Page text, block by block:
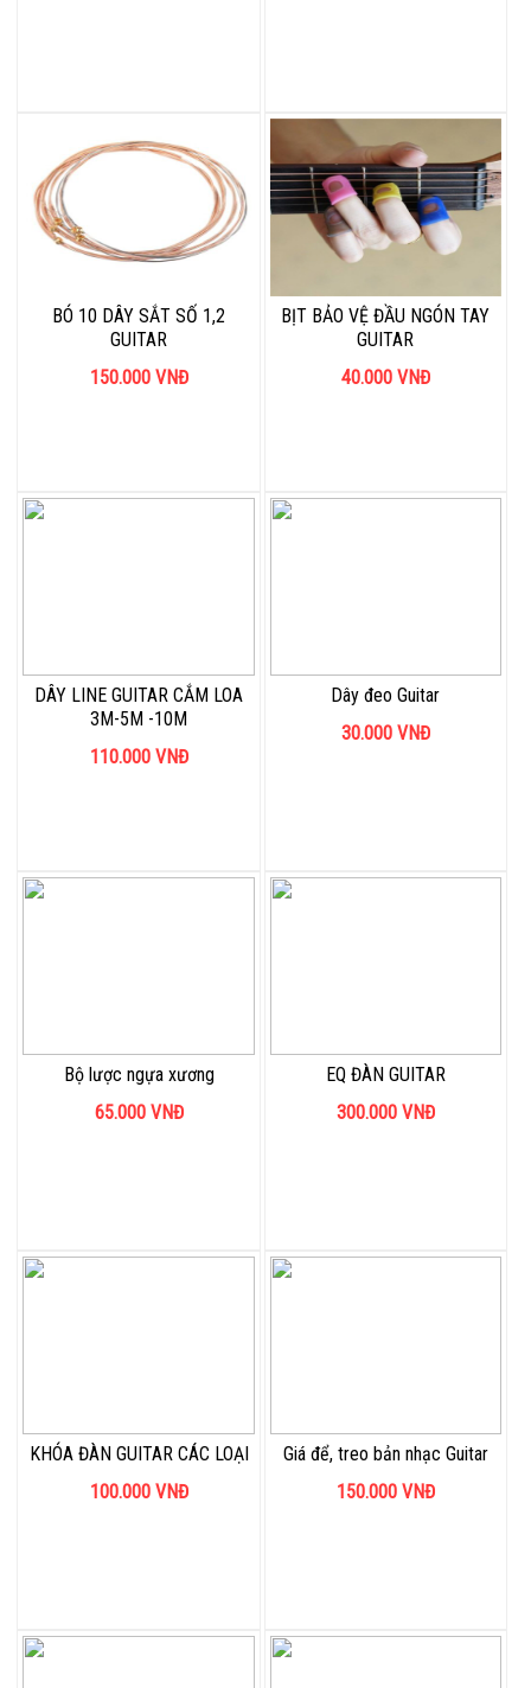
BÓ 10 DÂY SẮT SỐ 1,2
GUITAR
150.000VNĐ
BỊT BẢO VỆ ĐẦU NGÓN TAY
GUITAR
40.000VNĐ
DÂY LINE GUITAR CẮM LOA
3M-5M -10M
110.000VNĐ
Dây đeo Guitar
30.000VNĐ
Bộ lược ngựa xương
65.000VNĐ
EQ ĐÀN GUITAR
300.000VNĐ
KHÓA ĐÀN GUITAR CÁC LOẠI
100.000VNĐ
Giá để, treo bản nhạc Guitar
150.000VNĐ